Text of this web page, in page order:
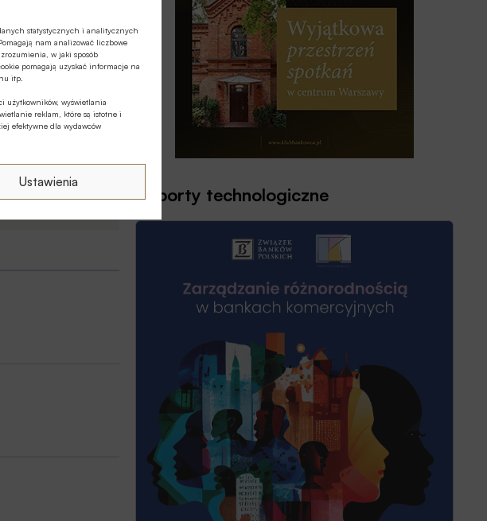
statystycznych i analitycznych
nam analizować liczbowe
w jaki sposób
pomagają uzyskać informacje na
itp.
użytkowników, wyświetlania
reklam, które są istotne i
efektywne dla wydawców
Ustawienia
regulamin
19zł
Raporty technologiczne